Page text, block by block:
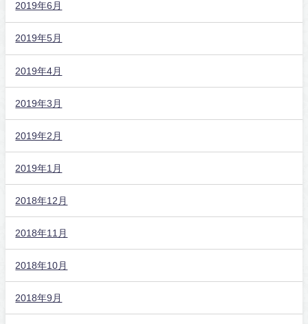
2019年6月
2019年5月
2019年4月
2019年3月
2019年2月
2019年1月
2018年12月
2018年11月
2018年10月
2018年9月